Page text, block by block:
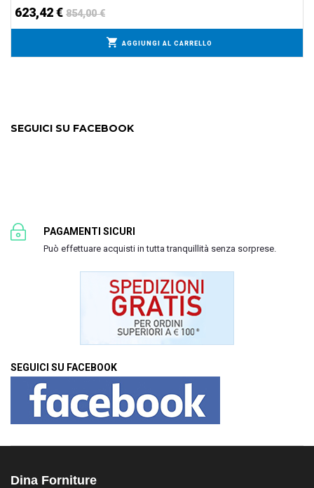
623,42 € 854,00 €
AGGIUNGI AL CARRELLO
SEGUICI SU FACEBOOK
PAGAMENTI SICURI
Può effettuare acquisti in tutta tranquillità senza sorprese.
SEGUICI SU FACEBOOK
Dina Forniture